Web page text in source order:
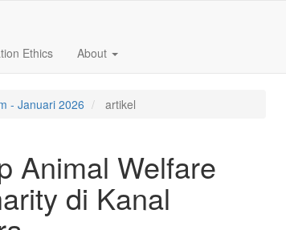
Ethics About
- Januari 2026 artikel
Animal Welfare
di Kanal